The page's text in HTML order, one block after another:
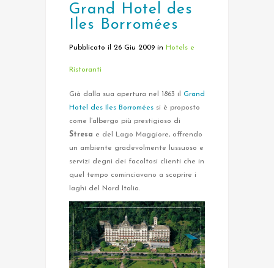
Grand Hotel des
Iles Borromées
Pubblicato il 26 Giu 2009 in Hotels e
Ristoranti
Già dalla sua apertura nel 1863 il Grand
Hotel des Iles Borromées si è proposto
come l’albergo più prestigioso di
Stresa e del Lago Maggiore, offrendo
un ambiente gradevolmente lussuoso e
servizi degni dei facoltosi clienti che in
quel tempo cominciavano a scoprire i
laghi del Nord Italia.